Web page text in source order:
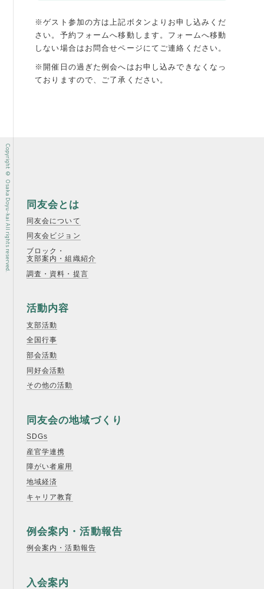
※ゲスト参加の方は上記ボタンよりお申し込みくだ
さい。予約フォームへ移動します。 フォームへ移動
しない場合はお問合せページにてご連絡ください。
※開催日の過ぎた例会へはお申し込みできなくなっ
ておりますので、ご了承ください。
同友会とは
同友会について
同友会ビジョン
ブロック・
支部案内・組織紹介
調査・資料・提言
活動内容
支部活動
全国行事
部会活動
同好会活動
その他の活動
同友会の地域づくり
SDGs
産官学連携
障がい者雇用
地域経済
キャリア教育
例会案内・活動報告
例会案内・活動報告
入会案内
Copyright © Osaka Doyu-kai All rights reserved.